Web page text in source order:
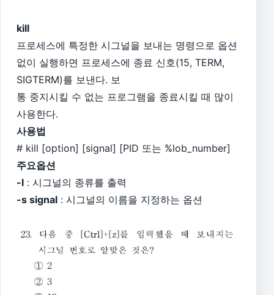
kill
프로세스에 특정한 시그널을 보내는 명령으로 옵션
없이 실행하면 프로세스에 종료 신호(15, TERM,
SIGTERM)를 보낸다. 보
통 중지시킬 수 없는 프로그램을 종료시킬 때 많이
사용한다.
사용법
# kill [option] [signal] [PID 또는 %lob_number]
주요옵션
-l : 시그널의 종류를 출력
-s signal : 시그널의 이름을 지정하는 옵션